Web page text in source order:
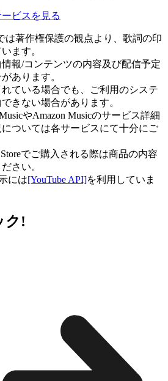
ビスを見る
は著作権保護の観点より、歌詞の印
ます。
報/コンテンツの内容及び配信予定
あります。
ている場合でも、ご利用のシステ
きない場合があります。
やAmazon Musicのサービス詳細
ついては各サービスにて十分にご
でご購入される際は商品の内容
さい。
には[YouTube API]を利用していま
ク!